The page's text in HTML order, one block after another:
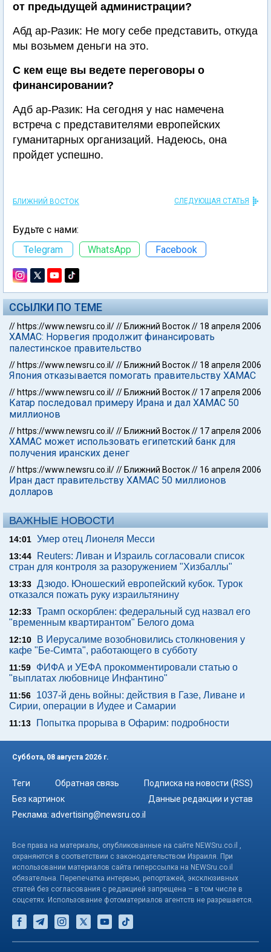
от предыдущей администрации?
Абд ар-Разик: Не могу себе представить, откуда
мы возьмем деньги на это.
С кем еще вы ведете переговоры о
финансировании?
Адб ар-Разик: На сегодня у нас намечена
встреча с представителями европейских
гуманитарных организаций. Надеюсь, она
пройдет успешно.
БЛИЖНИЙ ВОСТОК СЛЕДУЮЩАЯ СТАТЬЯ
Будьте с нами:
Telegram
WhatsApp Facebook
ССЫЛКИ ПО ТЕМЕ
// https://www.newsru.co.il/// Ближний Восток// 18 апреля 2006
ХАМАС: Норвегия продолжит финансировать
палестинское правительство
// https://www.newsru.co.il/// Ближний Восток// 18 апреля 2006
Япония отказывается помогать правительству ХАМАС
// https://www.newsru.co.il/// Ближний Восток// 17 апреля 2006
Катар последовал примеру Ирана и дал ХАМАС 50
миллионов
// https://www.newsru.co.il/// Ближний Восток// 17 апреля 2006
ХАМАС может использовать египетский банк для
получения иранских денег
// https://www.newsru.co.il/// Ближний Восток// 16 апреля 2006
Иран даст правительству ХАМАС 50 миллионов
долларов
ВАЖНЫЕ НОВОСТИ
14:01 Умер отец Лионеля Месси
13:44
Reuters: Ливан и Израиль согласовали список
стран для контроля за разоружением "Хизбаллы"
13:33 Дзюдо. Юношеский европейский кубок. Турок
отказался пожать руку израильтянину
12:33 Трамп оскорблен: федеральный суд назвал его
"временным квартирантом" Белого дома
12:10
В Иерусалиме возобновились столкновения у
кафе "Бе-Симта", работающего в субботу
11:59
ФИФА и УЕФА прокомментировали статью о
"выплатах любовнице Инфантино"
11:56
1037-й день войны: действия в Газе, Ливане и
Сирии, операции в Иудее и Самарии
11:13 Попытка прорыва в Офарим: подробности
Суббота, 08 августа 2026 г.
Теги Обратная связь
Подписка на новости (RSS)
Без картинок
Данные редакции и устав
Реклама: advertising@newsru.co.il
Все права на материалы, опубликованные на сайте NEWSru.co.il ,
охраняются в соответствии с законодательством Израиля. При
использовании материалов сайта гиперссылка на NEWSru.co.il
обязательна. Перепечатка интервью, репортажей, эксклюзивных
статей без согласования с редакцией запрещена – в том числе в
соцсетях. Использование фотоматериалов агентств не разрешается.